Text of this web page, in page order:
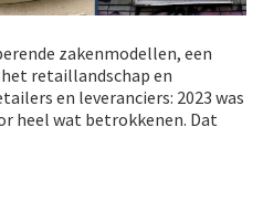
zakenmodellen, een
retaillandschap en
en leveranciers: 2023 was
heel wat betrokkenen. Dat